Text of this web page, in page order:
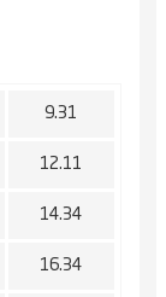
9.31
12.11
14.34
16.34